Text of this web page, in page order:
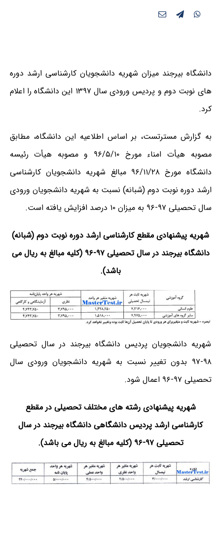
دانشگاه بیرجند میزان شهریه دانشجویان کارشناسی ارشد دوره
های نوبت دوم و پردیس ورودی سال ۱۳۹۷ این دانشگاه را اعلام
کرد.
به گزارش مسترتست، بر اساس اطلاعیه این دانشگاه، مطابق
مصوبه هیأت امناء مورخ ۹۶/۵/۱۰ و مصوبه هیأت رئیسه
دانشگاه مورخ ۹۶/۱۱/۲۸ مبالغ شهریه دانشجویان کارشناسی
ارشد دوره نوبت دوم (شبانه) نسبت به شهریه دانشجویان ورودی
سال تحصیلی ۹۷-۹۶ به میزان ۱۰ درصد افزایش یافته است.
شهریه پیشنهادی مقطع کارشناسی ارشد دوره نوبت دوم (شبانه)
دانشگاه بیرجند در سال تحصیلی ۹۷-۹۶ (کلیه مبالغ به ریال می
باشد).
شهریه دانشجویان پردیس دانشگاه بیرجند در سال تحصیلی
۹۸-۹۷ بدون تغییر نسبت به شهریه دانشجویان ورودی سال
تحصیلی ۹۷-۹۶ اعمال شود.
شهریه پیشنهادی رشته های مختلف تحصیلی در مقطع
کارشناسی ارشد پردیس دانشگاهی دانشگاه بیرجند در سال
تحصیلی ۹۷-۹۶ (کلیه مبالغ به ریال می باشد).